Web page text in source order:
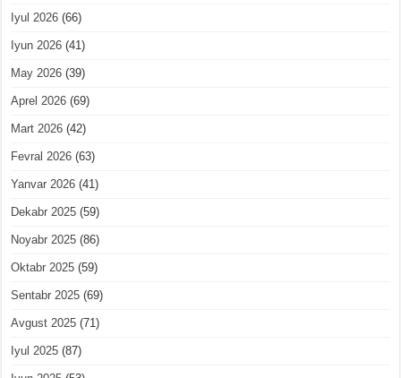
Iyul 2026 (66)
Iyun 2026 (41)
May 2026 (39)
Aprel 2026 (69)
Mart 2026 (42)
Fevral 2026 (63)
Yanvar 2026 (41)
Dekabr 2025 (59)
Noyabr 2025 (86)
Oktabr 2025 (59)
Sentabr 2025 (69)
Avgust 2025 (71)
Iyul 2025 (87)